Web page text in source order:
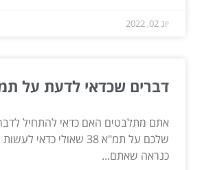
יונ 02, 2022
דברים שכדאי לדעת על
אתם מתלבטים האם כדאי להתחיל
שלכם על תמ"א 38 שאולי
כנראה שאתם...